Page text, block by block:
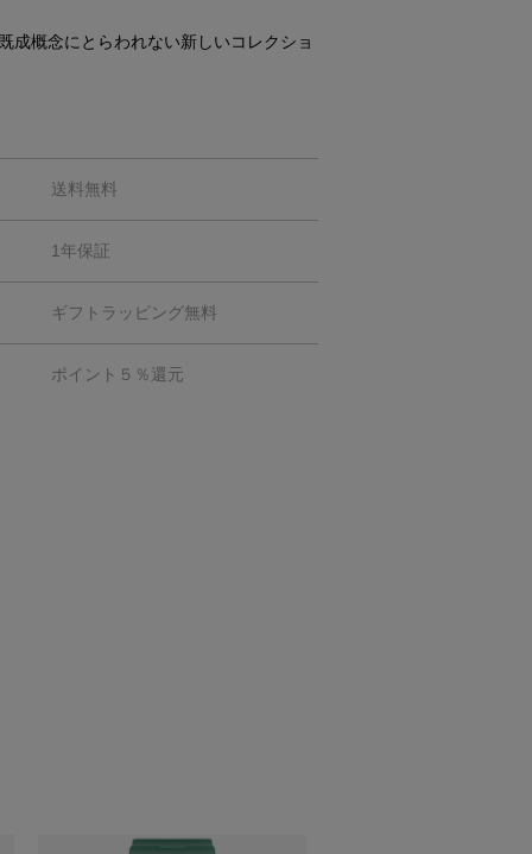
成概念にとらわれない新しいコレクショ
送料無料
1年保証
ギフトラッピング無料
ポイント５％還元